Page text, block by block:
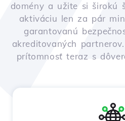
domény a užite si širokú
aktiváciu len za pár
garantovanú
akreditovaných
prítomnosť teraz s